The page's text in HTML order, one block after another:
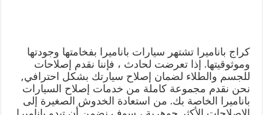
كراج باناميرا تشتهر سيارات باناميرا بفخامتها وجودتها
وموثوقيتها. إذا تعرضت لحادث ، فإننا نقدم إصلاحات
للجسم والطلاء لضمان إصلاح سيارتك بشكل احترافي,
نحن نقدم مجموعة كاملة من خدمات إصلاح السيارات
باناميرا الخاصة بك. من استعادة الخدوش الصغيرة إلى